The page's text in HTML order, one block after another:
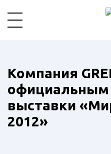
Компания
официальным
выставки
2012»